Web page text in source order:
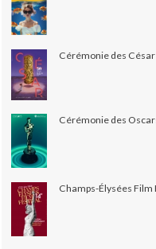
Cérémonie des
Cérémonie des
Champs-Élysées Film